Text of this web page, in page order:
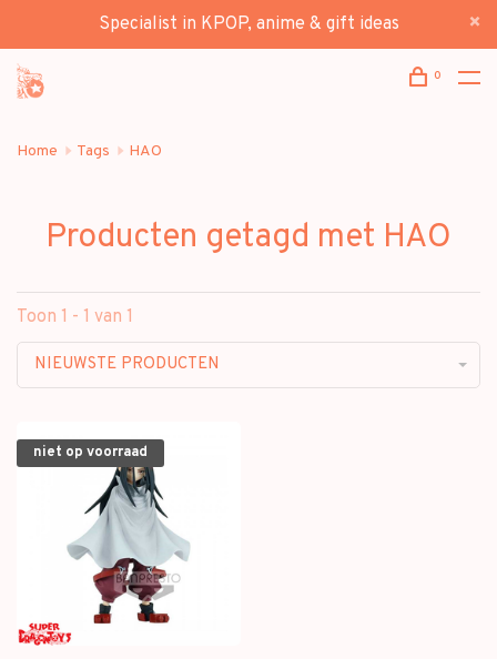
Specialist in KPOP, anime & gift ideas
0
Home Tags HAO
Producten getagd met HAO
Toon 1 - 1 van 1
NIEUWSTE PRODUCTEN
niet op voorraad